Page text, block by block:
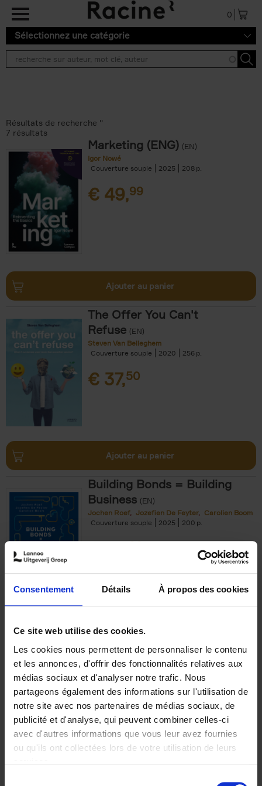
Consentement Détails À propos des cookies
Ce site web utilise des cookies.
Les cookies nous permettent de personnaliser le contenu
et les annonces, d'offrir des fonctionnalités relatives aux
médias sociaux et d'analyser notre trafic. Nous
partageons également des informations sur l'utilisation de
notre site avec nos partenaires de médias sociaux, de
publicité et d'analyse, qui peuvent combiner celles-ci
avec d'autres informations que vous leur avez fournies
ou qu'ils ont collectées lors de votre utilisation de leurs
Aller au contenu principal
0
Sélectionnez une catégorie
Résultats de recherche ''
7 résultats
Marketing (ENG) (EN)
Igor Nowé
Couverture souple
2025 208
€ 49,99
Ajouter au panier
The Offer You Can't
Refuse (EN)
Steven Van Belleghem
Couverture souple
2020 256
€ 37,50
Ajouter au panier
Building Bonds = Building
Business (EN)
Jochen Roef Jozefien De Feyter
Carolien Boom
Couverture souple
2025 200
€29,99
Optichannel Retail. Beyond
the Digital Hysteria
Gino Van Ossel
Autre finition
2019 350
€29,99